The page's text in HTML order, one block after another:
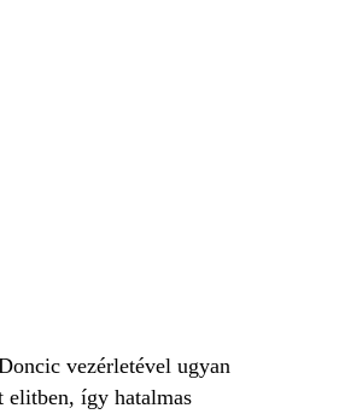
vezérletével ugyan
elitben, így hatalmas